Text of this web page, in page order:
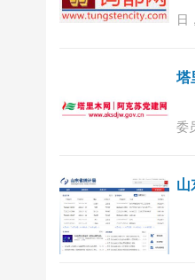
日
登
塔
委
山